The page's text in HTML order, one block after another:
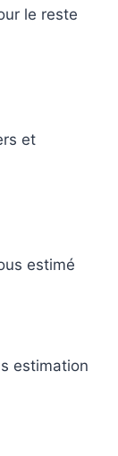
le reste
et
estimé
estimation